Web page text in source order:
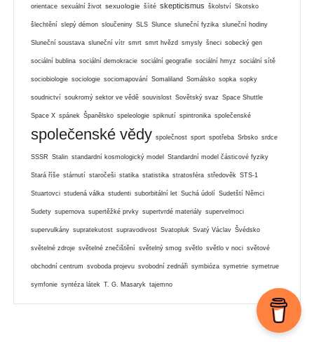
orientace sexuální život sexuologie šíité skepticismus školství Skotsko
šlechtění slepý démon sloučeniny SLS Slunce sluneční fyzika sluneční hodiny
Sluneční soustava sluneční vítr smrt smrt hvězd smysly šneci sobecký gen
sociální bublina sociální demokracie sociální geografie sociální hmyz sociální sítě
sociobiologie sociologie sociomapování Somaliland Somálsko sopka sopky
soudnictví soukromý sektor ve vědě souvislost Sovětský svaz Space Shuttle
Space X spánek Španělsko speleologie spiknutí spintronika společenské
společenské vědy společnost sport spotřeba Srbsko srdce
SSSR Stalin standardní kosmologický model Standardní model částicové fyziky
Stará říše stárnutí staročeši statika statistika stratosféra středověk STS-1
Stuartovci studená válka studenti suborbitální let Suchá údolí Sudetští Němci
Sudety supernova supertěžké prvky supertvrdé materiály supervelmoci
supervulkány supratekutost supravodivost Svatopluk Svatý Václav Švédsko
světelné zdroje světelné znečištění světelný smog světlo světlo v noci světové
obchodní centrum svoboda projevu svobodní zednáři symbióza symetrie symetrue
symfonie syntéza látek T. G. Masaryk tajemno